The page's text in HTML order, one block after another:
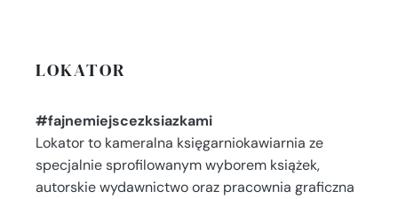
LOKATOR
#fajnemiejscezksiazkami
Lokator to kameralna księgarniokawiarnia ze
specjalnie sprofilowanym wyborem książek,
autorskie wydawnictwo oraz pracownia graficzna